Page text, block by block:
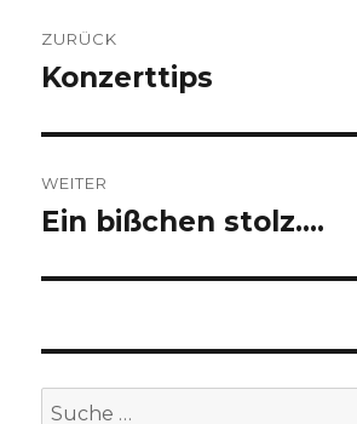
ZURÜCK
Vorheriger
Konzerttips
WEITER
Nächster
Ein bißchen stolz….
Suche